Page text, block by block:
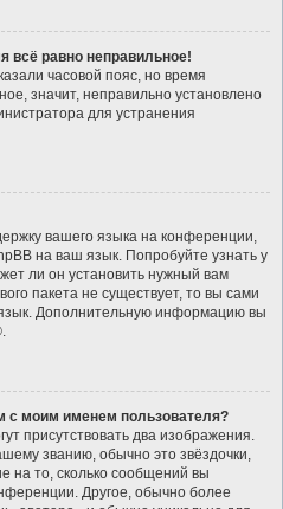
всё равно неправильное!
часовой пояс, но время
значит, неправильно установлено
для устранения
вашего языка на конференции,
на ваш язык. Попробуйте узнать у
ли он установить нужный вам
пакета не существует, то вы сами
Дополнительную информацию вы
с моим именем пользователя?
присутствовать два изображения.
званию, обычно это звёздочки,
на то, сколько сообщений вы
Другое, обычно более